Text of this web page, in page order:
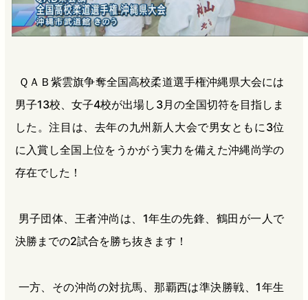
ＱＡＢ紫雲旗争奪全国高校柔道選手権沖縄県大会には
男子13校、女子4校が出場し3月の全国切符を目指しま
した。注目は、去年の九州新人大会で男女ともに3位
に入賞し全国上位をうかがう実力を備えた沖縄尚学の
存在でした！
男子団体、王者沖尚は、1年生の先鋒、鶴田が一人で
決勝までの2試合を勝ち抜きます！
一方、その沖尚の対抗馬、那覇西は準決勝戦、1年生